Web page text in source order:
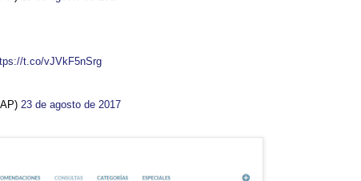
t.co/vJVkF5nSrg
23 de agosto de 2017